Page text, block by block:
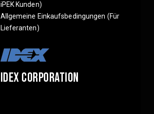
iPEK Kunden)
Allgemeine Einkaufsbedingungen (Für
Lieferanten)
IDEX CORPORATION